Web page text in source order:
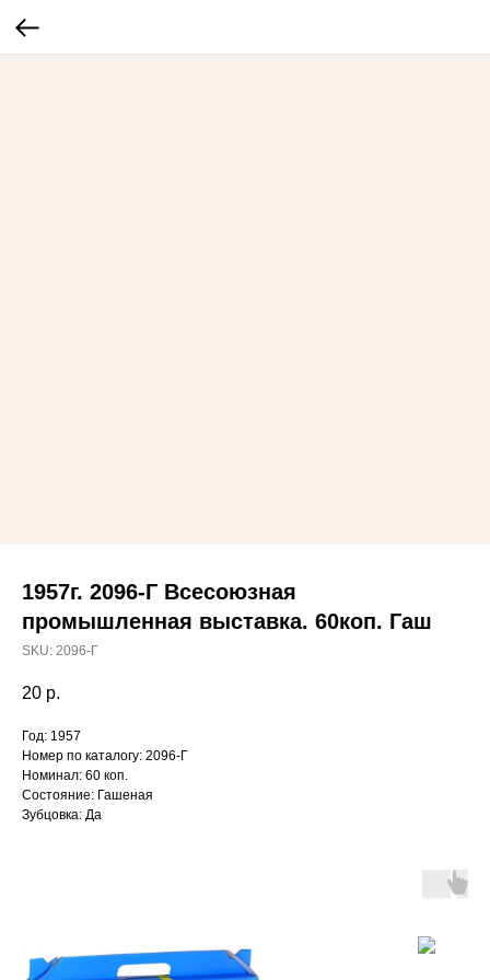
1957г. 2096-Г Всесоюзная
промышленная выставка. 60коп. Гаш
SKU: 2096-Г
20 р.
Год: 1957
Номер по каталогу: 2096-Г
Номинал: 60 коп.
Состояние: Гашеная
Зубцовка: Да